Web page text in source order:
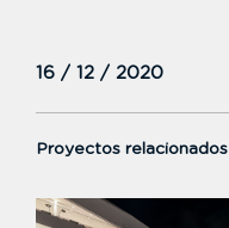
16 / 12 / 2020
Proyectos relacionados